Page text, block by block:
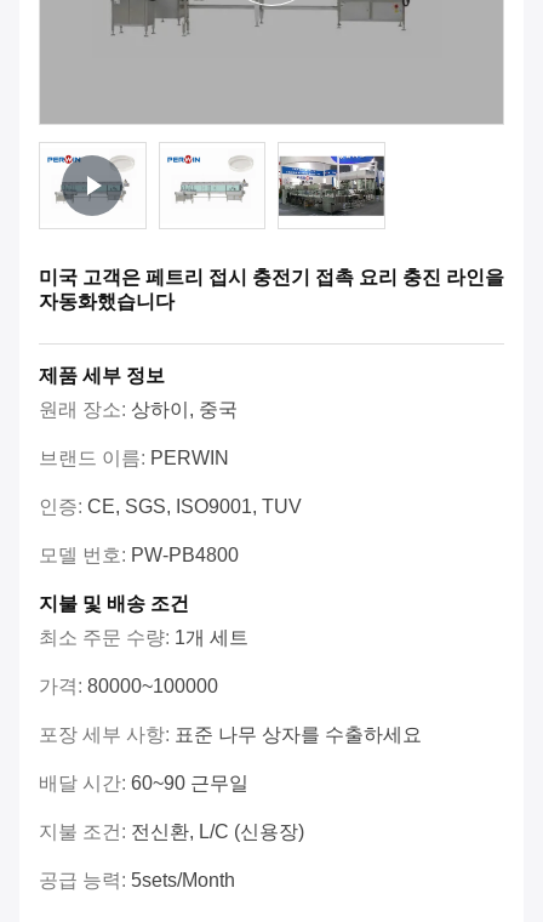
미국 고객은 페트리 접시 충전기 접촉 요리 충진 라인을
자동화했습니다
제품 세부 정보
원래 장소: 상하이, 중국
브랜드 이름: PERWIN
인증: CE, SGS, ISO9001, TUV
모델 번호: PW-PB4800
지불 및 배송 조건
최소 주문 수량: 1개 세트
가격: 80000~100000
포장 세부 사항: 표준 나무 상자를 수출하세요
배달 시간: 60~90 근무일
지불 조건: 전신환, L/C (신용장)
공급 능력: 5sets/month